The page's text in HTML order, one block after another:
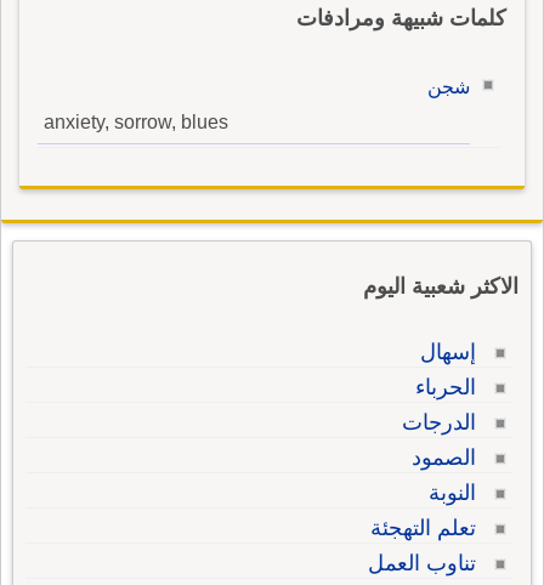
كلمات شبيهة ومرادفات
شجن
anxiety, sorrow, blues
الاكثر شعبية اليوم
إسهال
الحرباء
الدرجات
الصمود
النوبة
تعلم التهجئة
تناوب العمل